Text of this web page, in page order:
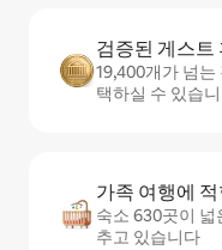
검증된 게스트
19,400개가 넘는
택하실 수 있습
가족 여행에
숙소 630곳이
추고 있습니다